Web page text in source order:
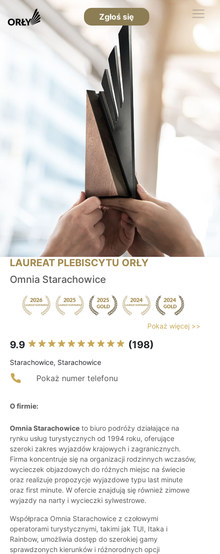
Zgłoś się
LAUREAT PLEBISCYTU ORŁY
Omnia Starachowice
Pokaż więcej >>
9.9 (198)
Starachowice, Starachowice
Pokaż numer telefonu
O firmie:
Omnia Starachowice to biuro podróży działające na
rynku usług turystycznych od 1994 roku, oferujące
szeroki zakres wyjazdów krajowych i zagranicznych.
Firma koncentruje się na organizacji rodzinnych wczasów,
wycieczek objazdowych do różnych miejsc na świecie
oraz realizuje propozycje wyjazdowe typu last minute
oraz first minute. W ofercie znajdują się również zimowe
wyjazdy na narty i wycieczki sylwestrowe.
Współpraca Omnia Starachowice z czołowymi
operatorami turystycznymi, takimi jak TUI, Itaka i
Rainbow, umożliwia dostęp do szerokiej gamy
sprawdzonych kierunków i różnorodnych opcji